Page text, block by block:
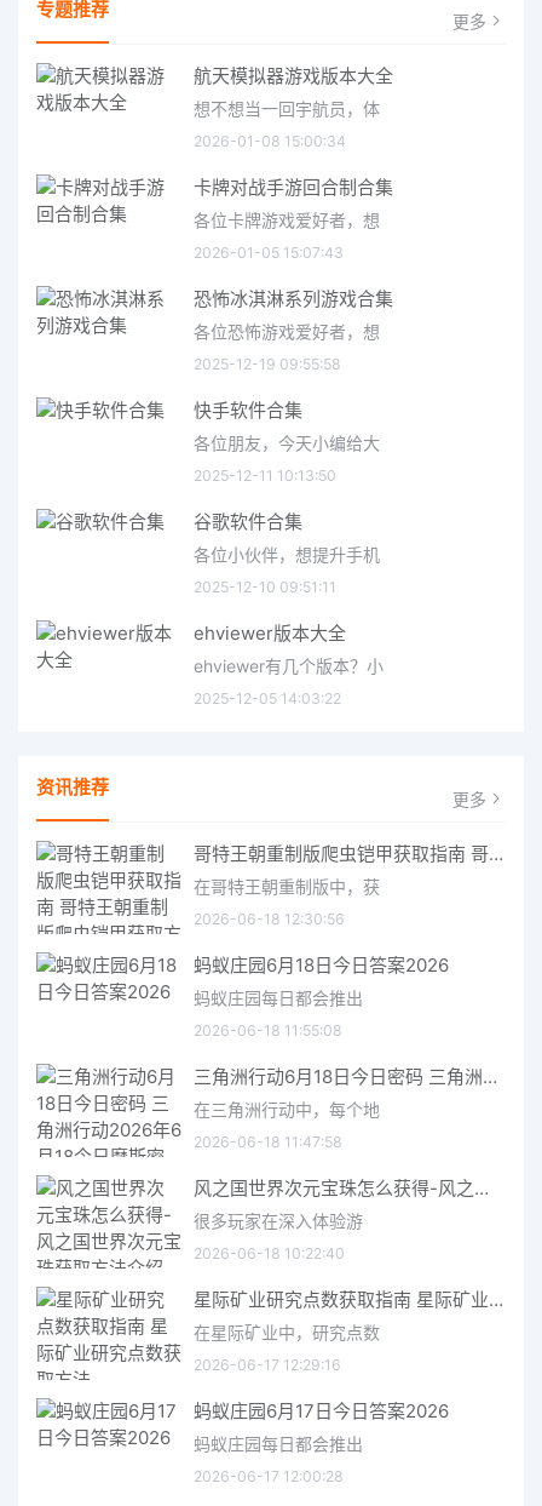
专题推荐 更多
航天模拟器游戏版本大全
想不想当一回宇航员，体
2026-01-08 15:00:34
卡牌对战手游回合制合集
各位卡牌游戏爱好者，想
2026-01-05 15:07:43
恐怖冰淇淋系列游戏合集
各位恐怖游戏爱好者，想
2025-12-19 09:55:58
快手软件合集
各位朋友，今天小编给大
2025-12-11 10:13:50
谷歌软件合集
各位小伙伴，想提升手机
2025-12-10 09:51:11
ehviewer版本大全
ehviewer有几个版本？小
2025-12-05 14:03:22
资讯推荐 更多
哥特王朝重制版爬虫铠甲获取指南 哥特王朝重制版爬虫铠甲获取方法
在哥特王朝重制版中，获
2026-06-18 12:30:56
蚂蚁庄园6月18日今日答案2026
蚂蚁庄园每日都会推出
2026-06-18 11:55:08
三角洲行动6月18日今日密码 三角洲行动2026年6月18今日摩斯密码分享
在三角洲行动中，每个地
2026-06-18 11:47:58
风之国世界次元宝珠怎么获得-风之国世界次元宝珠获取方法介绍
很多玩家在深入体验游
2026-06-18 10:22:40
星际矿业研究点数获取指南 星际矿业研究点数获取方法
在星际矿业中，研究点数
2026-06-17 12:29:16
蚂蚁庄园6月17日今日答案2026
蚂蚁庄园每日都会推出
2026-06-17 12:00:28